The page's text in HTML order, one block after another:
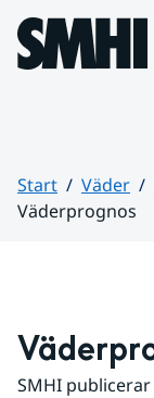
Hoppa till sidans
Start Väder
Väderprognos
SMHI